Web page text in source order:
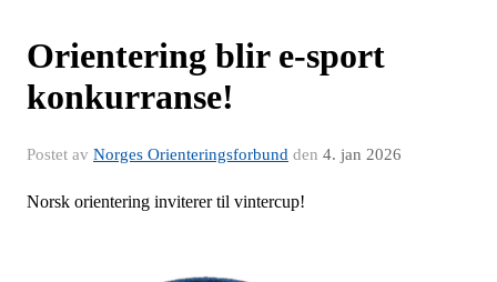
Orientering blir e-sport
konkurranse!
Postet av Norges Orienteringsforbund den 4. jan 2026
Norsk orientering inviterer til vintercup!